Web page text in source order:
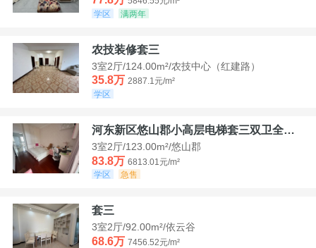
学区
满两年
农技装修套三
3室2厅/124.00m²/农技中心（红建路）
35.8万 2887.1元/m²
学区
河东新区悠山郡小高层电梯套三双卫全装带家具家电
3室2厅/123.00m²/悠山郡
83.8万 6813.01元/m²
学区
急售
套三
3室2厅/92.00m²/依云谷
68.6万 7456.52元/m²